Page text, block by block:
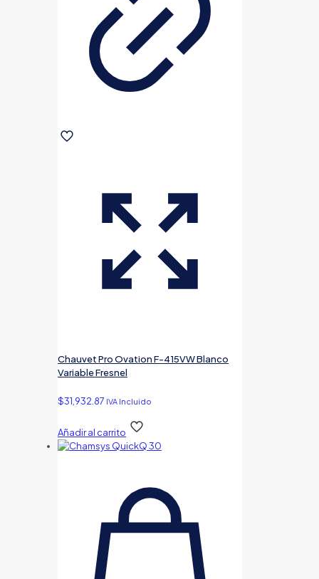
Chauvet Pro Ovation F-415VW Blanco
Variable Fresnel
$31,932.87 IVA Incluido
Añadir al carrito